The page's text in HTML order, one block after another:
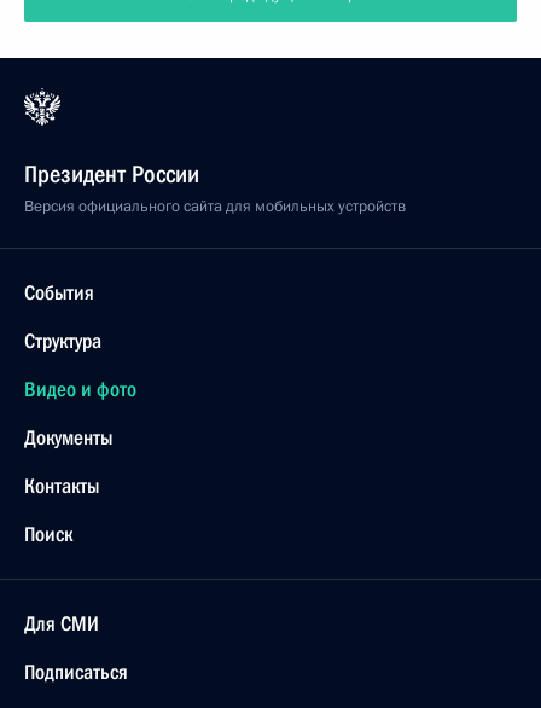
Президент России
Версия официального сайта для мобильных устройств
События
Структура
Видео и фото
Документы
Контакты
Поиск
Для СМИ
Подписаться